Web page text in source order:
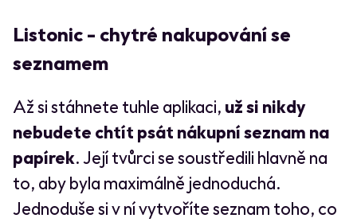
Listonic - chytré nakupování se
seznamem
Až si stáhnete tuhle aplikaci, už si nikdy
nebudete chtít psát nákupní seznam na
papírek. Její tvůrci se soustředili hlavně na
to, aby byla maximálně jednoduchá.
Jednoduše si v ní vytvoříte seznam toho, co